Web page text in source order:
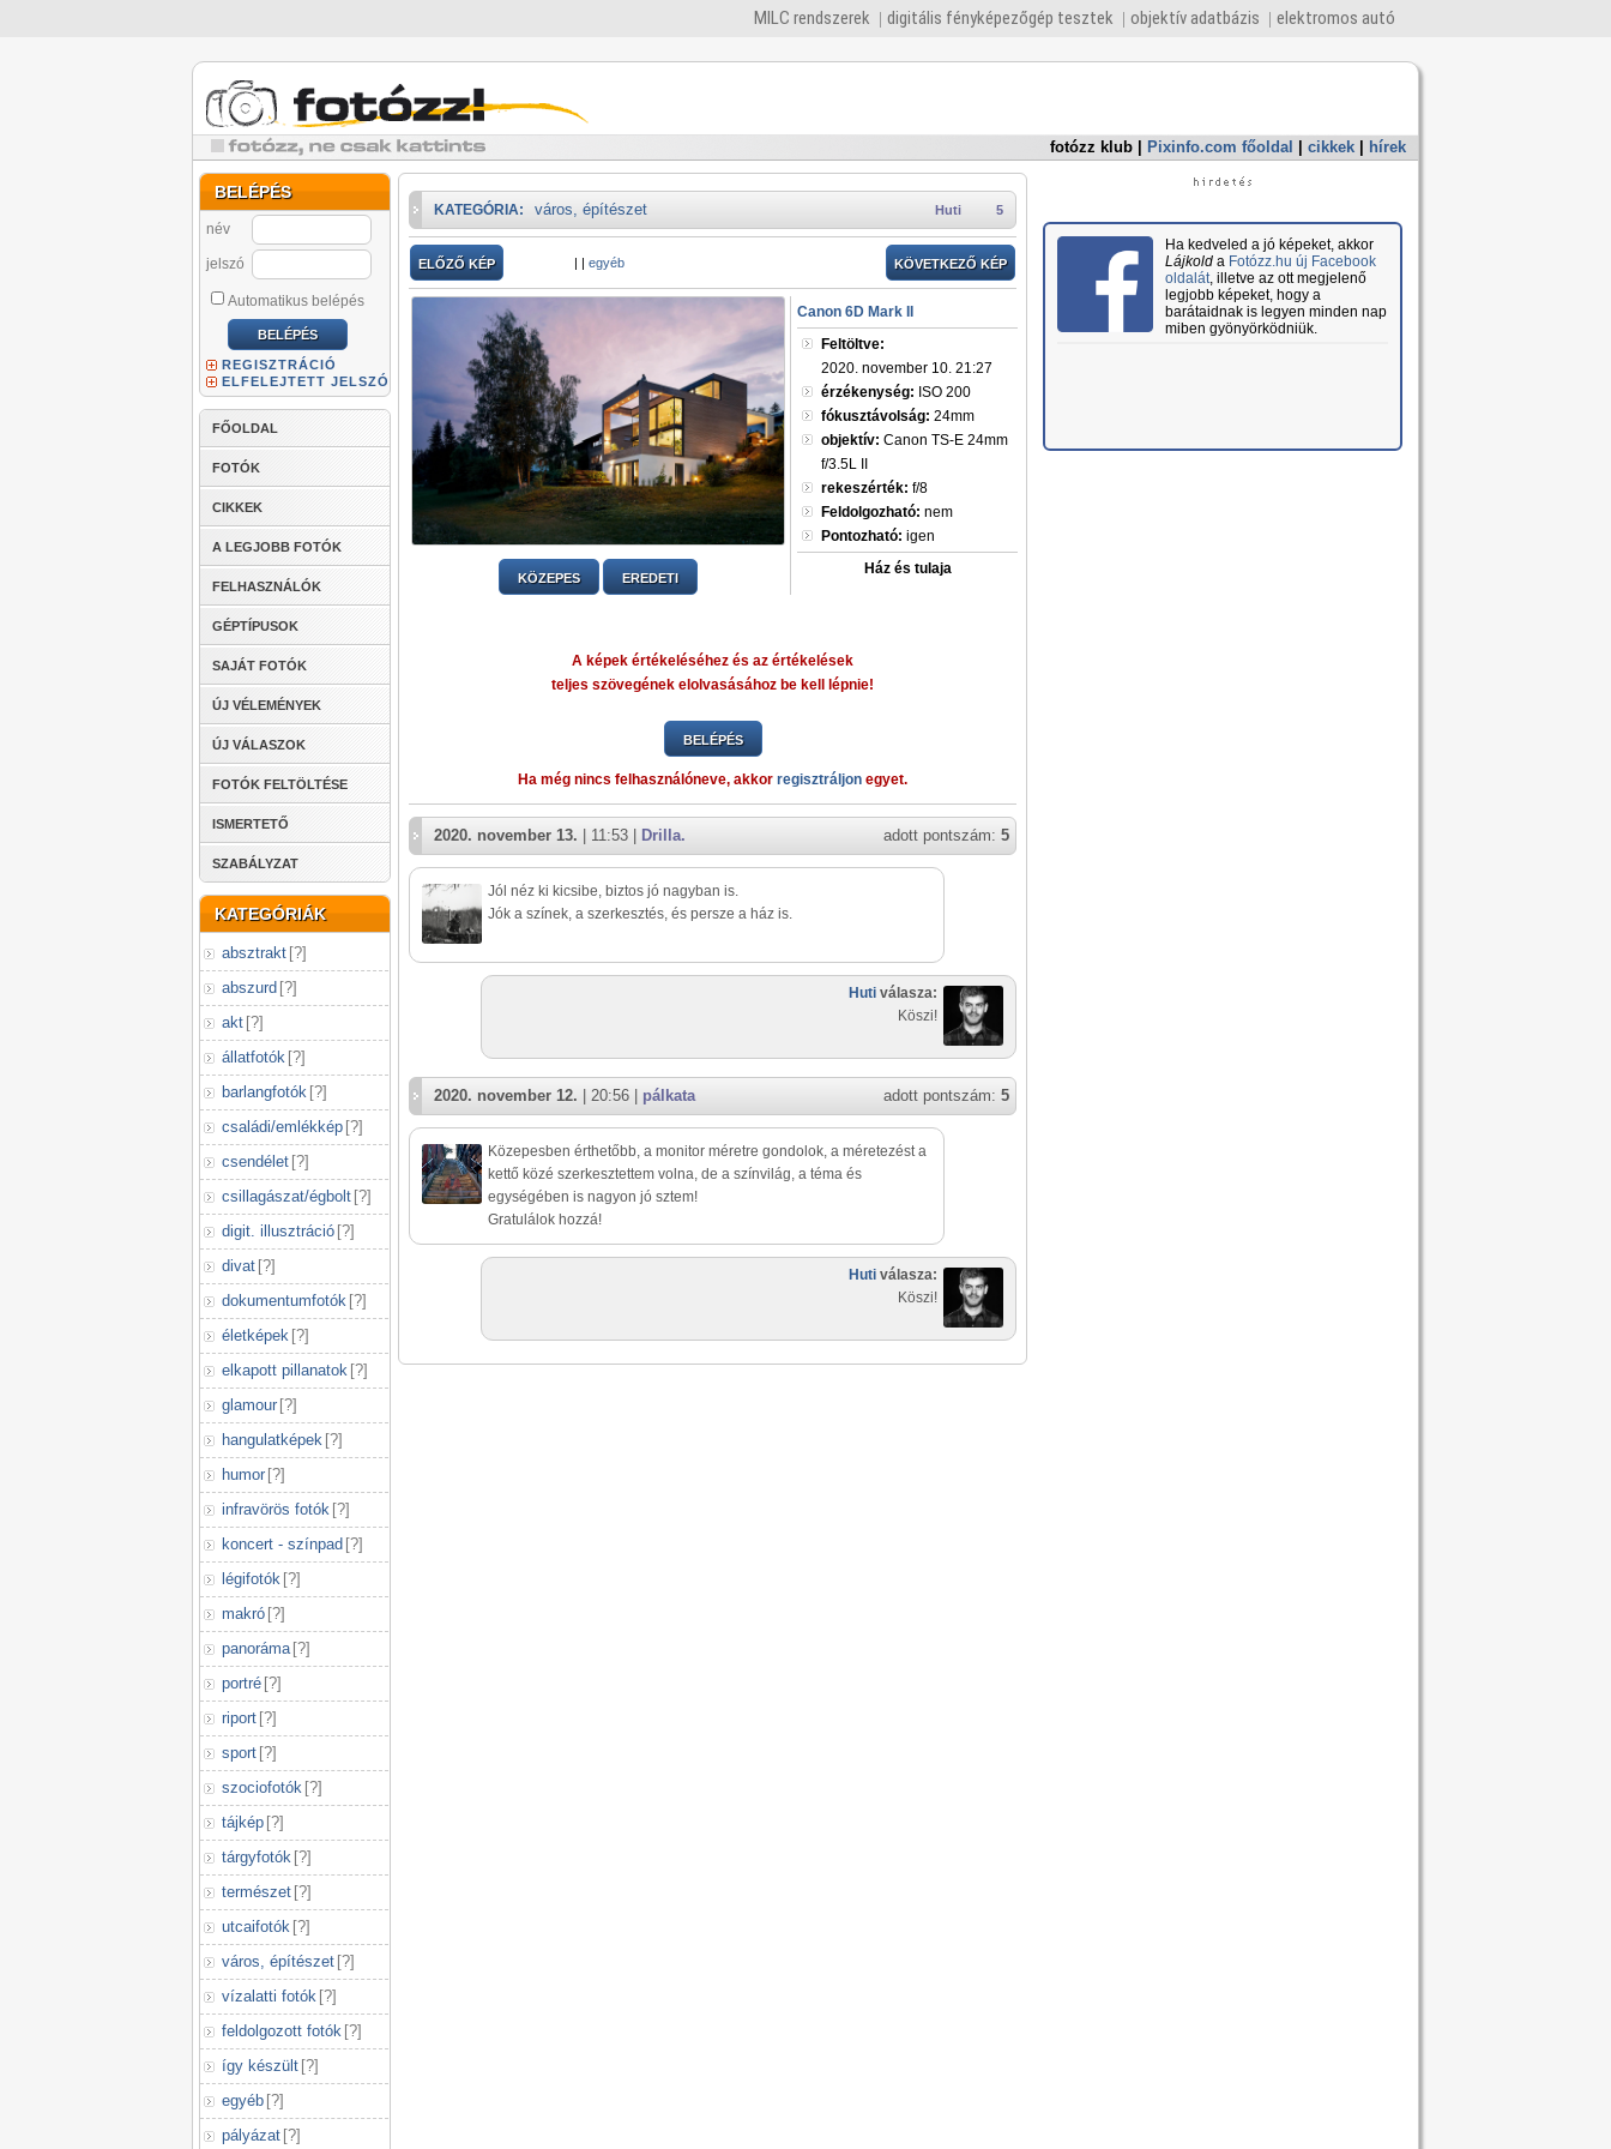
MILC rendszerek digitális fényképezőgép tesztek objektív adatbázis elektromos autó
fotózz klub Pixinfo.com főoldal cikkek hírek
BELÉPÉS
név
jelszó
Automatikus belépés
REGISZTRÁCIÓ
ELFELEJTETT JELSZÓ
FŐOLDAL
FOTÓK
CIKKEK
A LEGJOBB FOTÓK
FELHASZNÁLÓK
GÉPTÍPUSOK
SAJÁT FOTÓK
ÚJ VÉLEMÉNYEK
ÚJ VÁLASZOK
FOTÓK FELTÖLTÉSE
ISMERTETŐ
SZABÁLYZAT
KATEGÓRIÁK
absztrakt [?]
abszurd [?]
akt [?]
állatfotók [?]
barlangfotók [?]
családi/emlékkép [?]
csendélet [?]
csillagászat/égbolt [?]
digit. illusztráció [?]
divat [?]
dokumentumfotók [?]
életképek [?]
elkapott pillanatok [?]
glamour [?]
hangulatképek [?]
humor [?]
infravörös fotók [?]
koncert - színpad [?]
légifotók [?]
makró [?]
panoráma [?]
portré [?]
riport [?]
sport [?]
szociofotók [?]
tájkép [?]
tárgyfotók [?]
természet [?]
utcaifotók [?]
város, építészet [?]
vízalatti fotók [?]
feldolgozott fotók [?]
így készült [?]
egyéb [?]
pályázat [?]
5
Huti
KATEGÓRIA: város, építészet
ELŐZŐ KÉP | | egyéb KÖVETKEZŐ KÉP
KÖZEPES EREDETI
Canon 6D Mark II
Feltöltve:
2020. november 10. 21:27
érzékenység: ISO 200
fókusztávolság: 24mm
objektív: Canon TS-E 24mm
f/3.5L II
rekeszérték: f/8
Feldolgozható: nem
Pontozható: igen
Ház és tulaja
A képek értékeléséhez és az értékelések
teljes szövegének elolvasásához be kell lépnie!
BELÉPÉS
Ha még nincs felhasználóneve, akkor regisztráljon egyet.
adott pontszám: 5
2020. november 13. | 11:53 | Drilla.
Jól néz ki kicsibe, biztos jó nagyban is.
Jók a színek, a szerkesztés, és persze a ház is.
Huti válasza:
Köszi!
adott pontszám: 5
2020. november 12. | 20:56 | pálkata
Közepesben érthetőbb, a monitor méretre gondolok, a méretezést a
kettő közé szerkesztettem volna, de a színvilág, a téma és
egységében is nagyon jó sztem!
Gratulálok hozzá!
Huti válasza:
Köszi!
Ha kedveled a jó képeket, akkor
Lájkolda Fotózz.hu új Facebook
oldalát, illetve az ott megjelenő
legjobb képeket, hogy a
barátaidnak is legyen minden nap
miben gyönyörködniük.